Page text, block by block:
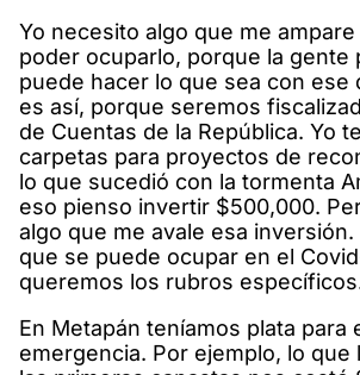
Yo necesito algo que me ampare
poder ocuparlo, porque la gente
puede hacer lo que sea con ese
es así, porque seremos
de Cuentas de la República. Yo
carpetas para proyectos de
lo que sucedió con la tormenta
eso pienso invertir $500,000.
algo que me avale esa inversión.
que se puede ocupar en el
queremos los rubros
En Metapán teníamos plata para
emergencia. Por ejemplo, lo que